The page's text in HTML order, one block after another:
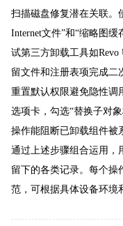
扫描磁盘修复潜在关联。
Internet文件”和“缩略图
试第三方卸载工具如
留文件和注册表项完成二
重置默认权限避免隐性调
选项卡，勾选“替换子对
操作能阻断已卸载组件被
通过上述步骤组合运用，
留下的各类记录。每个操
范，可根据具体设备环境